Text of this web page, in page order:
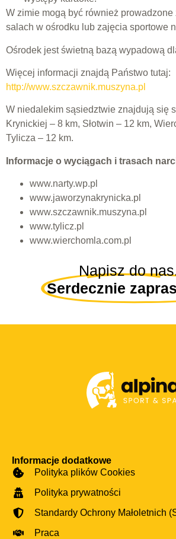
W zimie mogą być również prowadzone
salach w ośrodku lub zajęcia sportowe
Ośrodek jest świetną bazą wypadową
Więcej informacji znajdą Państwo tutaj:
http://www.szczawnik.muszyna.pl
W niedalekim sąsiedztwie znajdują się
Krynickiej – 8 km, Słotwin – 12 km,
Tylicza – 12 km.
Informacje o wyciągach i trasach
www.narty.wp.pl
www.jaworzynakrynicka.pl
www.szczawnik.muszyna.pl
www.tylicz.pl
www.wierchomla.com.pl
Napisz do
Serdecznie
Informacje dodatkowe
Polityka plików Cookies
Polityka prywatności
Standardy Ochrony Małoletnich
Praca